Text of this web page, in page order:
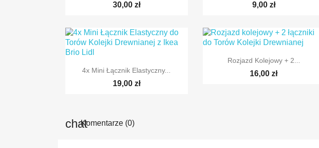
30,00 zł 9,00 zł
 Szybki podgląd
4x Mini Łącznik Elastyczny...
19,00 zł
 Szybki podgląd
Rozjazd Kolejowy + 2...
16,00 zł
Komentarze (0)